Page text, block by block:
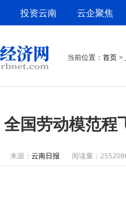
投资云南 云企聚焦
当前位置： 首页 >
全国劳动模范
来源： 云南日报 阅读量：